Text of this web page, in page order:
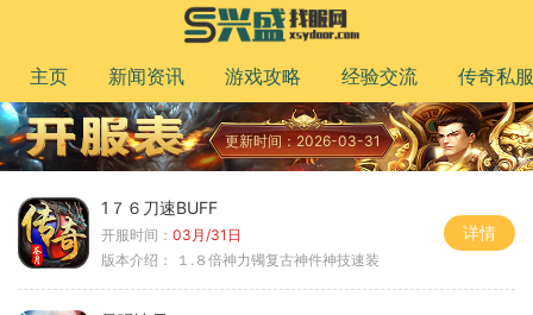
主页 新闻资讯 游戏攻略 经验交流 传奇私服
更新时间：2026-03-31
1７６刀速BUFF
开服时间： 03月/31日
版本介绍：
１.８倍神力镯复古神件神技速装
详情